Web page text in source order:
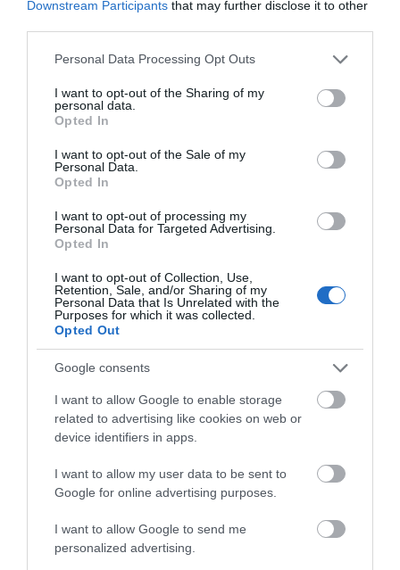
Downstream Participants that may further disclose it to other
Please note that this website/app uses one or more Google
not limited to your visit or usage behaviour. You may click to
grant or deny consent to Google and its third-party tags to
use your data for below specified purposes in below Google
consent section.
Personal Data Processing Opt Outs
I want to opt-out of the Sharing of my
personal data.
Opted In
I want to opt-out of the Sale of my
Personal Data.
Opted In
I want to opt-out of processing my
Personal Data for Targeted Advertising.
Opted In
I want to opt-out of Collection, Use,
Retention, Sale, and/or Sharing of my
Personal Data that Is Unrelated with the
Purposes for which it was collected.
Opted Out
Google consents
I want to allow Google to enable storage
related to advertising like cookies on web or
device identifiers in apps.
I want to allow my user data to be sent to
Google for online advertising purposes.
I want to allow Google to send me
personalized advertising.
διπλάσια σύνταξη τον Αύγουστο
07.08.2026 | 20:20
για τις φωτιές
07.08.2026 | 20:00
Μητέρα και γιος οι νεκροί από τη
σύγκρουση αυτοκινήτου με
07.08.2026 | 19:40
Ράγισαν καρδιές στην Εύβοια: Το
τελευταίο «αντίο» στον 36χρονο
επιχειρηματία
Νέο επίδομα 600 ευρώ για
σπουδαστές: Οι δικαιούχοι
Αυτός ο δήμος της Εύβοιας πάει
στα δικαστήρια για τις
ανεμογεννήτριες
Μεγάλο πανηγύρι στην
κόσμο η Φαράκλα
(pics&vid)
μεγάλη καταστροφή
του 2021
Εύβοια: Γυναίκα έπεσε
θύμα διαδικτυακής
απάτης – Πλήρωσε για
παρέλαβε
Τραγωδία στην Εύβοια:
Άνδρας ανασύρθηκε